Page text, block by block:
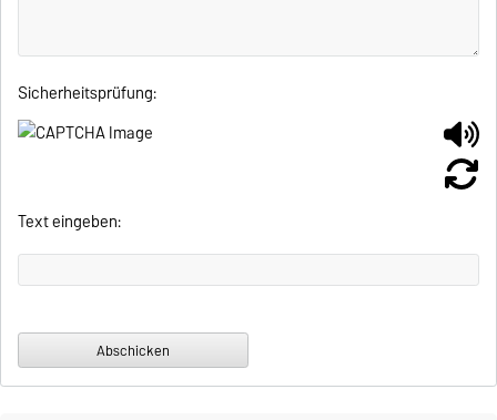
Sicherheitsprüfung:
Text eingeben: